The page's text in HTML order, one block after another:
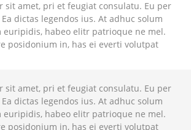
sit amet, pri et feugiat consulatu. Eu per
dictas legendos ius. At adhuc solum
euripidis, habeo elitr patrioque ne mel.
posidonium in, has ei everti volutpat
sit amet, pri et feugiat consulatu. Eu per
dictas legendos ius. At adhuc solum
euripidis, habeo elitr patrioque ne mel.
posidonium in, has ei everti volutpat